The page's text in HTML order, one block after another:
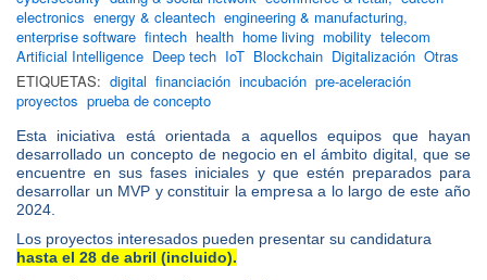
electronics energy & cleantech engineering & manufacturing,
enterprise software fintech health home living mobility telecom
Artificial Intelligence Deep tech IoT Blockchain Digitalización Otras
ETIQUETAS: digital financiación incubación pre-aceleración
proyectos prueba de concepto
Esta iniciativa está orientada a aquellos equipos que hayan
desarrollado un concepto de negocio en el ámbito digital, que se
encuentre en sus fases iniciales y que estén preparados para
desarrollar un MVP y constituir la empresa a lo largo de este año
2024.
Los proyectos interesados pueden presentar su candidatura
hasta el 28 de abril (incluido).